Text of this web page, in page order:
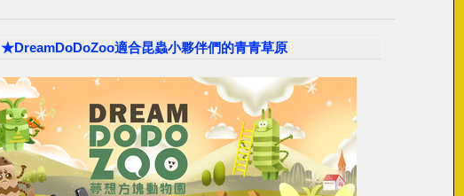
★DreamDoDoZoo適合昆蟲小夥伴們的青青草原